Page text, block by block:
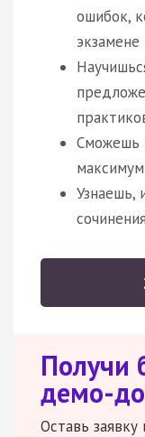
ошибок,
экзамене
Сможешь
Узнаешь,
сочинения
Получи
демо-
Оставь